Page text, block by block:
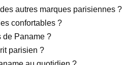
autres marques parisiennes ?
confortables ?
de Paname ?
parisien ?